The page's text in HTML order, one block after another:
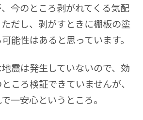
今のところ剥がれてくる気配
だし、剥がすときに棚板の塗
能性はあると思っています。
震は発生していないので、効
ころ検証できていませんが、
一安心というところ。